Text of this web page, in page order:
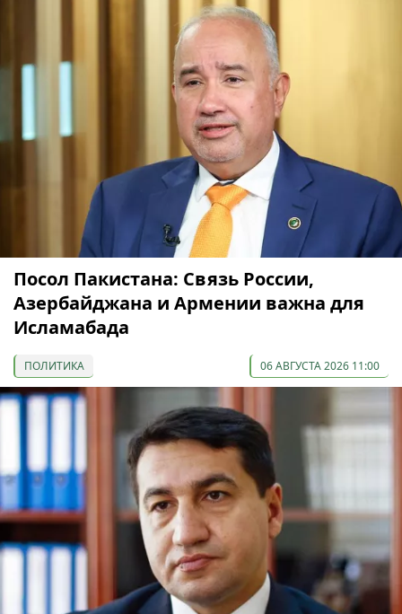
Посол Пакистана: Связь России,
Азербайджана и Армении важна для
Исламабада
ПОЛИТИКА 06 АВГУСТА 2026 11:00